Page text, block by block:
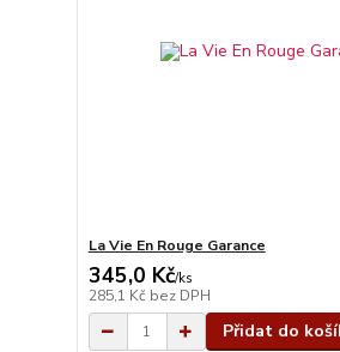
La Vie En Rouge Garance
345,0 Kč/ks
285,1 Kč bez DPH
Přidat do